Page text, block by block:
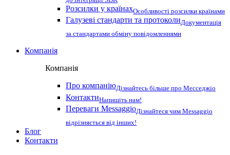
Розсилки у країнахОсобливості розсилки країнами
Галузеві стандарти та протоколиДокументація
за стандартами обміну повідомленнями
Компанія
Компанія
Про компаніюДізнайтесь більше про Месседжіо
КонтактиНапишіть нам!
Переваги MessaggioДізнайтеся чим Messaggio
відрізняється від інших!
Блог
Контакти